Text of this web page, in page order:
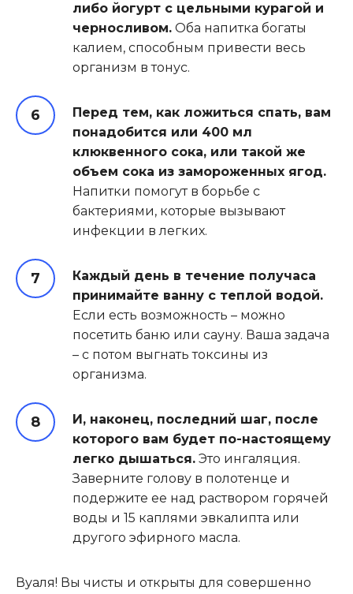
либо йогурт с цельными курагой и
черносливом. Оба напитка богаты
калием, способным привести весь
организм в тонус.
Перед тем, как ложиться спать, вам
понадобится или 400 мл
клюквенного сока, или такой же
объем сока из замороженных ягод.
Напитки помогут в борьбе с
бактериями, которые вызывают
инфекции в легких.
Каждый день в течение получаса
принимайте ванну с теплой водой.
Если есть возможность – можно
посетить баню или сауну. Ваша задача
– с потом выгнать токсины из
организма.
И, наконец, последний шаг, после
которого вам будет по-настоящему
легко дышаться. Это ингаляция.
Заверните голову в полотенце и
подержите ее над раствором горячей
воды и 15 каплями эвкалипта или
другого эфирного масла.
Вуаля! Вы чисты и открыты для совершенно